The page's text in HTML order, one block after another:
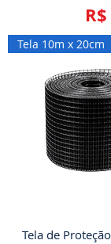
Tela 10m x 20cm
Tela de